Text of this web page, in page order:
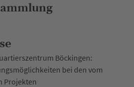
Böckingen:
bei den vom
Projekten